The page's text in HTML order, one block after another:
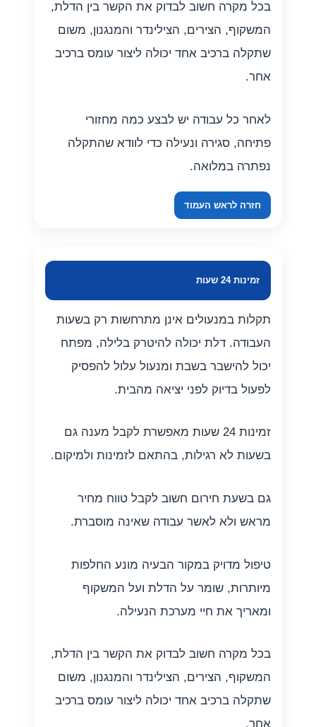
בכל מקרה חשוב לבדוק את הקשר בין הדלת,
המשקוף, הצירים, הצילינדר והמנגנון, משום
שתקלה ברכיב אחד יכולה ליצור עומס ברכיב
אחר.
לאחר כל עבודה יש לבצע כמה מחזורי
פתיחה, סגירה ונעילה כדי לוודא שהתקלה
נפתרה במלואה.
חזרה לראש העמוד
זמינות 24 שעות
תקלות במנעולים אינן מתרחשות רק בשעות
העבודה. דלת יכולה להיטרק בלילה, מפתח
יכול להישבר בשבת ומנעול עלול להפסיק
לפעול בדיוק לפני יציאה מהבית.
זמינות 24 שעות מאפשרת לקבל מענה גם
בשעות לא רגילות, בהתאם לזמינות ולמיקום.
גם בשעת חירום חשוב לקבל טווח מחיר
מראש ולא לאשר עבודה שאינה מוסברת.
טיפול מדויק במקור הבעיה מונע החלפות
מיותרות, שומר על הדלת ועל המשקוף
ומאריך את חיי מערכת הנעילה.
בכל מקרה חשוב לבדוק את הקשר בין הדלת,
המשקוף, הצירים, הצילינדר והמנגנון, משום
שתקלה ברכיב אחד יכולה ליצור עומס ברכיב
אחר.